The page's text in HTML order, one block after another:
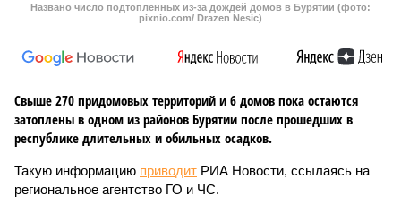
Названо число подтопленных из-за дождей домов в Бурятии (фото:
pixnio.com/ Drazen Nesic)
Свыше 270 придомовых территорий и 6 домов пока остаются
затоплены в одном из районов Бурятии после прошедших в
республике длительных и обильных осадков.
Такую информацию приводит РИА Новости, ссылаясь на
региональное агентство ГО и ЧС.